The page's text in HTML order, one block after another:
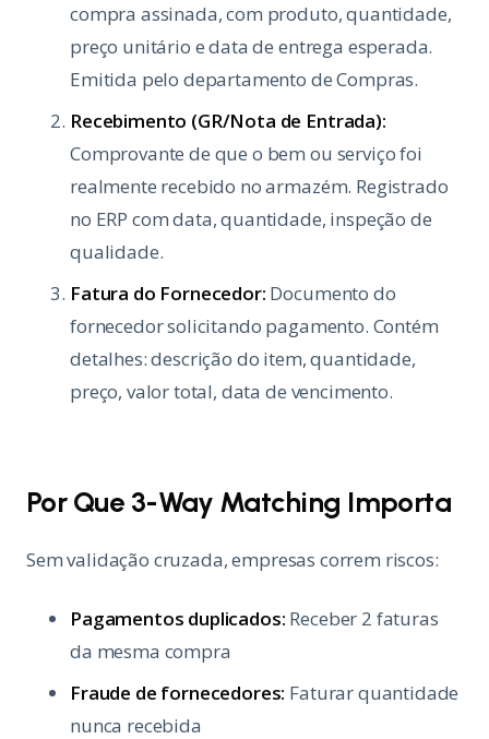
compra assinada, com produto, quantidade,
preço unitário e data de entrega esperada.
Emitida pelo departamento de Compras.
Recebimento (GR/Nota de Entrada):
Comprovante de que o bem ou serviço foi
realmente recebido no armazém. Registrado
no ERP com data, quantidade, inspeção de
qualidade.
Fatura do Fornecedor: Documento do
fornecedor solicitando pagamento. Contém
detalhes: descrição do item, quantidade,
preço, valor total, data de vencimento.
Por Que 3-Way Matching Importa
Sem validação cruzada, empresas correm riscos:
Pagamentos duplicados: Receber 2 faturas
da mesma compra
Fraude de fornecedores: Faturar quantidade
nunca recebida